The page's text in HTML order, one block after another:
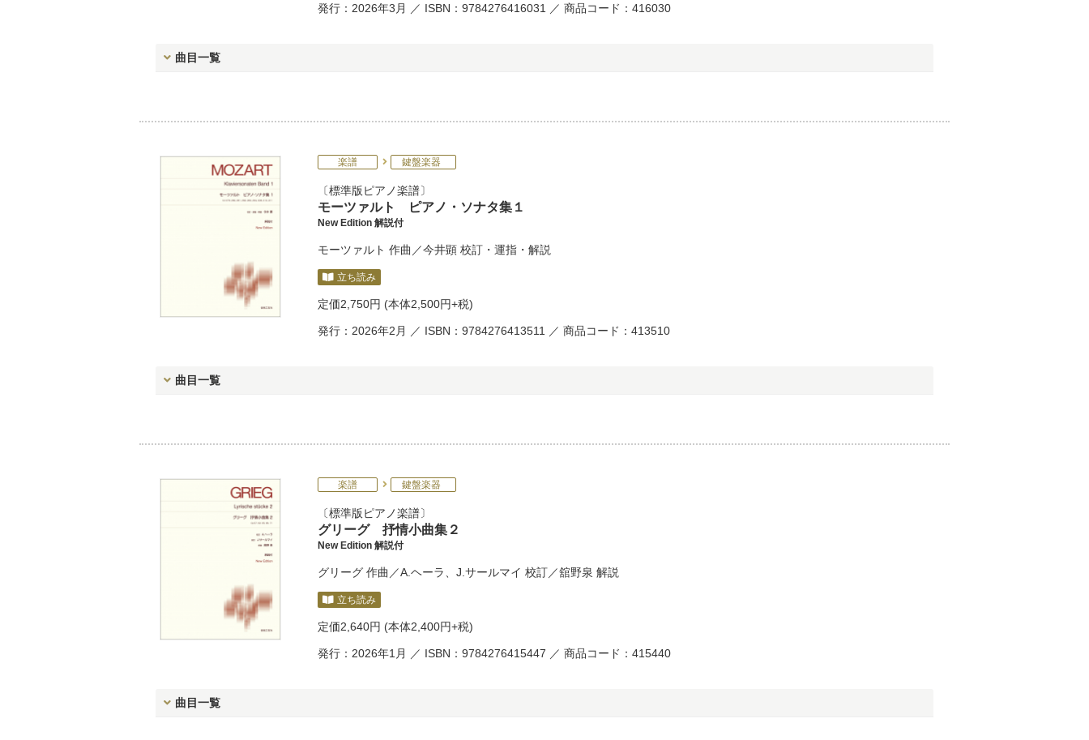
発行：2026年3月 ／ ISBN：9784276416031 ／ 商品コード：416030
曲目一覧
楽譜 鍵盤楽器
標準版ピアノ楽譜
モーツァルト ピアノ・ソナタ集１
New Edition 解説付
モーツァルト 作曲／今井顕 校訂・運指・解説
立ち読み
定価2,750円 (本体2,500円+税)
発行：2026年2月 ／ ISBN：9784276413511 ／ 商品コード：413510
曲目一覧
楽譜 鍵盤楽器
標準版ピアノ楽譜
グリーグ 抒情小曲集２
New Edition 解説付
グリーグ 作曲／A.ヘーラ J.サールマイ 校訂／舘野泉 解説
立ち読み
定価2,640円 (本体2,400円+税)
発行：2026年1月 ／ ISBN：9784276415447 ／ 商品コード：415440
曲目一覧